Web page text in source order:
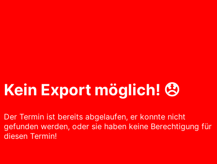
Kein Export möglich! 😞
Der Termin ist bereits abgelaufen, er konnte nicht
gefunden werden, oder sie haben keine Berechtigung für
diesen Termin!